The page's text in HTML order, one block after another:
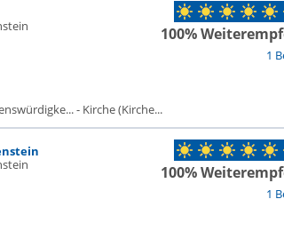
1
100%
- Kirche (Kirche...
1
100%